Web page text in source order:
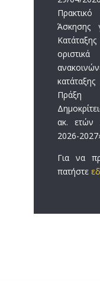
Πρακτικό
Άσκησης
Πράξη
ακ. ετών
2026-
Για να
πατήστε